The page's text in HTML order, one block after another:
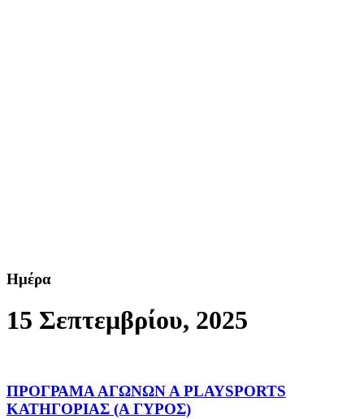
Ημέρα
15 Σεπτεμβρίου, 2025
ΠΡΟΓΡΑΜΑ ΑΓΩΝΩΝ Α PLAYSPORTS
ΚΑΤΗΓΟΡΙΑΣ (Α ΓΥΡΟΣ)